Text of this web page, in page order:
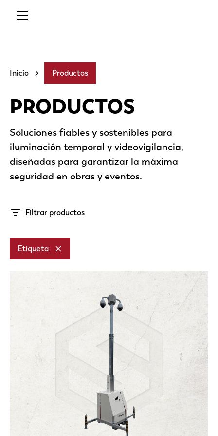
Inicio Productos
PRODUCTOS
Soluciones fiables y sostenibles para
iluminación temporal y videovigilancia,
diseñadas para garantizar la máxima
seguridad en obras y eventos.
Filtrar productos
Etiqueta